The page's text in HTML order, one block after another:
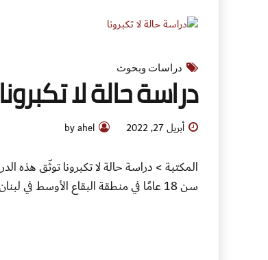
دراسات وبحوث
دراسة حالة لا تكبرونا
أبريل 27, 2022 by ahel
سن 18 عامًا في منطقة البقاع الأوسط في لبنان. لم تواجه حملة “لا تكبرونا” الظروف الاقتصادية الصعبة فقط، بل أيضًا التحديات المجتمعية، حيث انطلقت...